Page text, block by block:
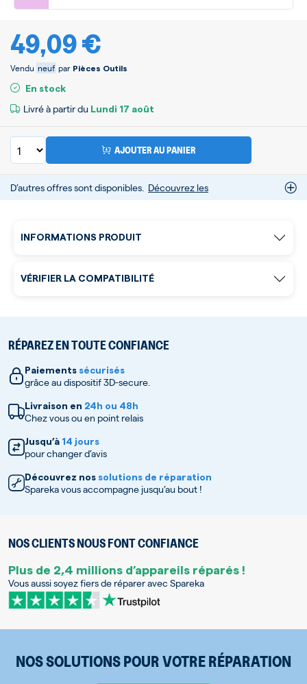
49,09 €
Vendu neuf par Pièces Outils
En stock
Livré à partir du Lundi 17 août
AJOUTER AU PANIER
D’autres offres sont disponibles. Découvrez les
INFORMATIONS PRODUIT
RÉPAREZ EN TOUTE CONFIANCE
Paiements sécurisés
grâce au dispositif 3D-secure.
Livraison en 24h ou 48h
Chez vous ou en point relais
Jusqu’à 14 jours
pour changer d’avis
Découvrez nos solutions de réparation
Spareka vous accompagne jusqu’au bout !
NOS CLIENTS NOUS FONT CONFIANCE
Plus de 2,4 millions d’appareils réparés !
Vous aussi soyez fiers de réparer avec Spareka
VÉRIFIER LA COMPATIBILITÉ
NOS SOLUTIONS POUR VOTRE RÉPARATION